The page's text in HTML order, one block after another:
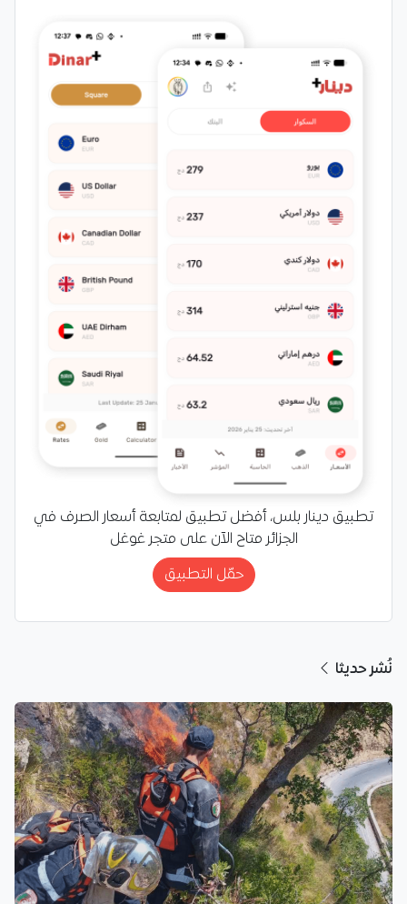
تطبيق دينار بلس، أفضل تطبيق لمتابعة أسعار الصرف في
الجزائر متاح الآن على متجر غوغل
حمّل التطبيق
نُشر حديثا